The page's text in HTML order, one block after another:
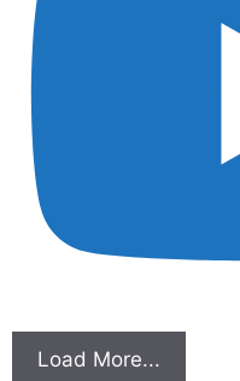
Load More...